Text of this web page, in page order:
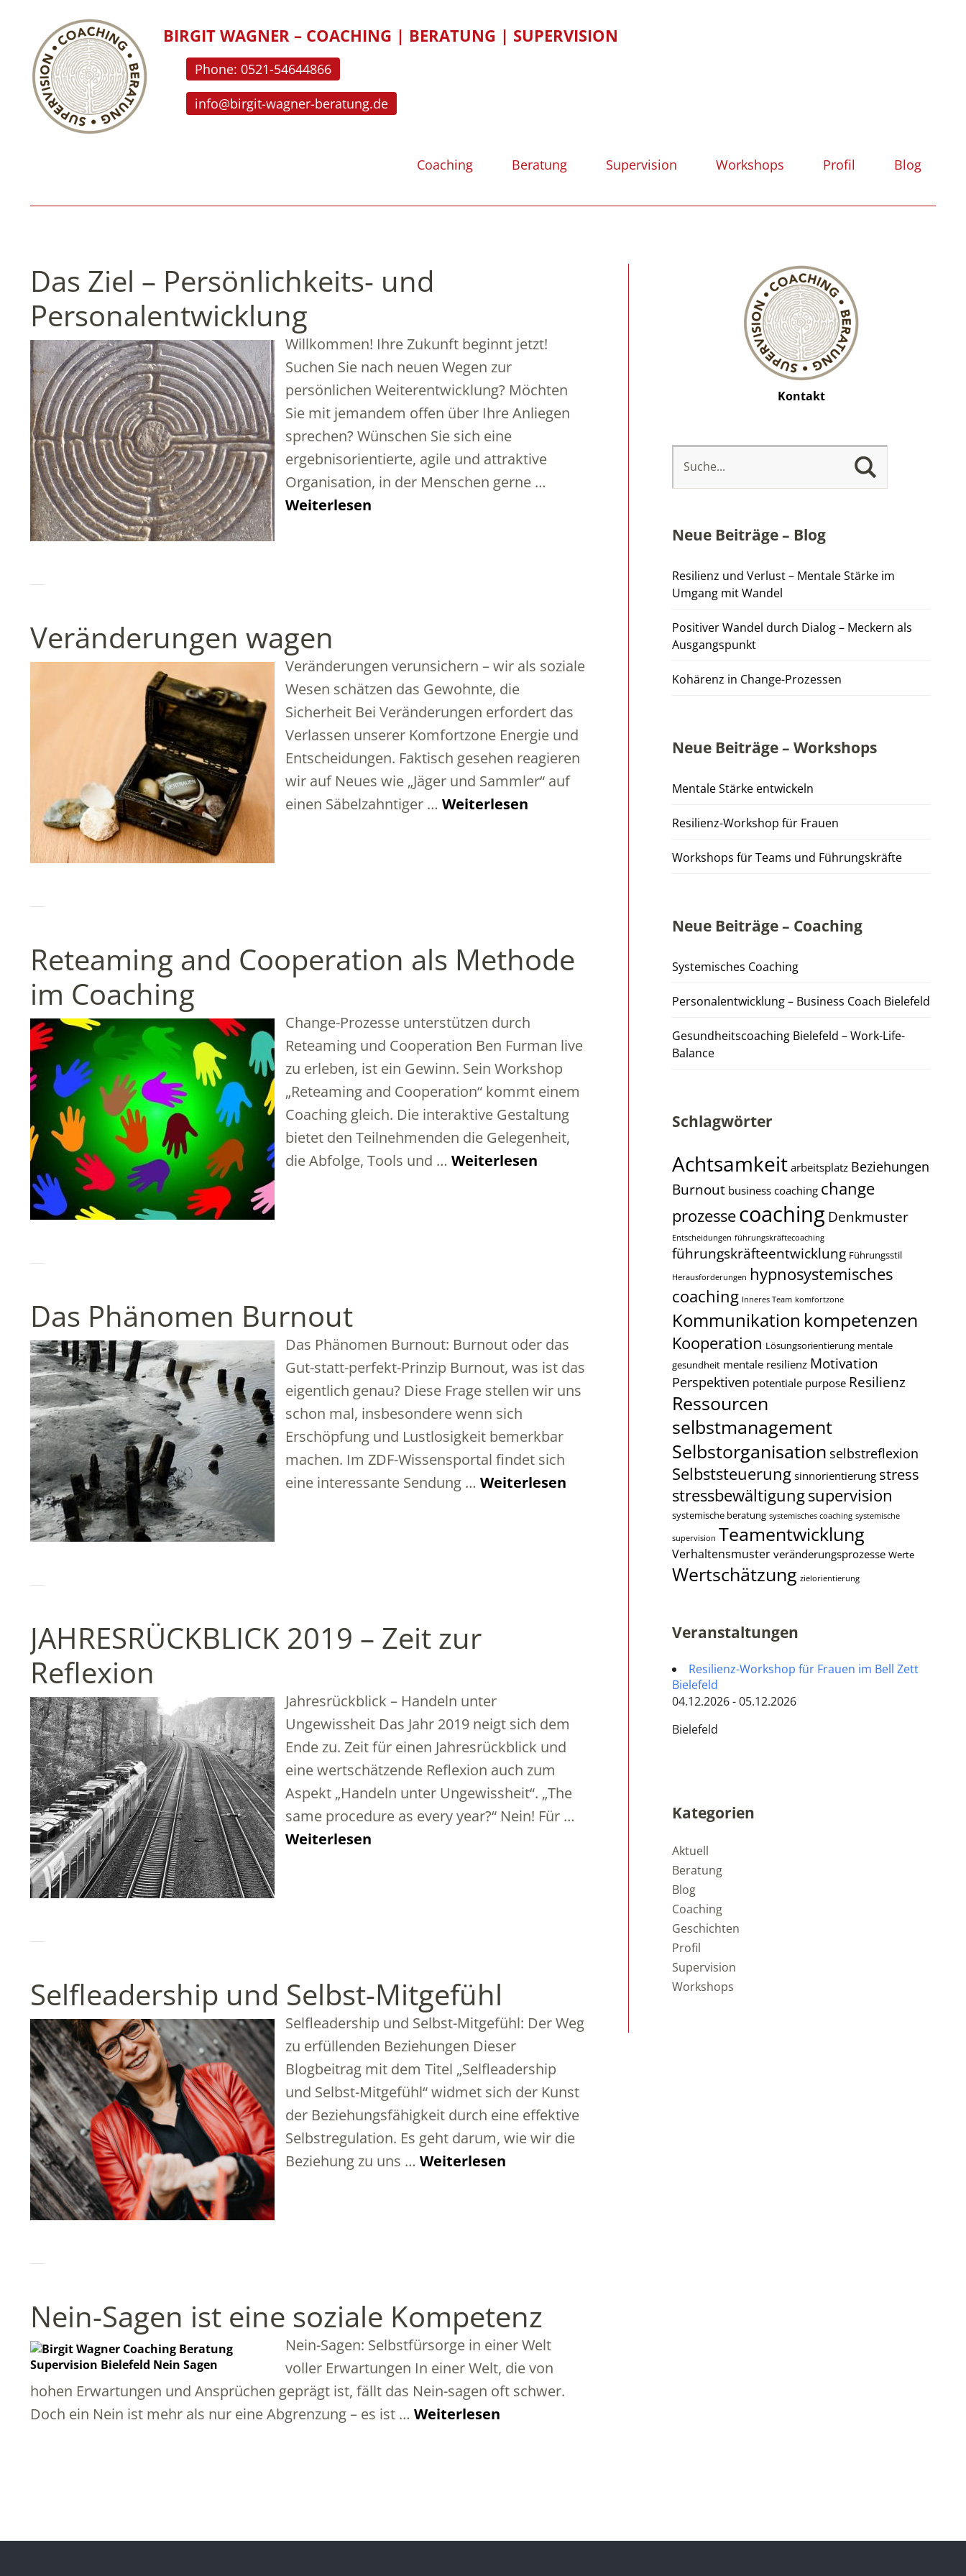
BIRGIT WAGNER – COACHING | BERATUNG | SUPERVISION
Phone: 0521-54644866
info@birgit-wagner-beratung.de
Coaching Beratung Supervision Workshops Profil Blog
Das Ziel – Persönlichkeits- und
Personalentwicklung
Willkommen! Ihre Zukunft beginnt jetzt!
Suchen Sie nach neuen Wegen zur
persönlichen Weiterentwicklung? Möchten
Sie mit jemandem offen über Ihre Anliegen
sprechen? Wünschen Sie sich eine
ergebnisorientierte, agile und attraktive
Organisation, in der Menschen gerne …
Weiterlesen
Veränderungen wagen
Veränderungen verunsichern – wir als soziale
Wesen schätzen das Gewohnte, die
Sicherheit Bei Veränderungen erfordert das
Verlassen unserer Komfortzone Energie und
Entscheidungen. Faktisch gesehen reagieren
wir auf Neues wie „Jäger und Sammler“ auf
einen Säbelzahntiger … Weiterlesen
Reteaming and Cooperation als Methode
im Coaching
Change-Prozesse unterstützen durch
Reteaming und Cooperation Ben Furman live
zu erleben, ist ein Gewinn. Sein Workshop
„Reteaming and Cooperation“ kommt einem
Coaching gleich. Die interaktive Gestaltung
bietet den Teilnehmenden die Gelegenheit,
die Abfolge, Tools und … Weiterlesen
Das Phänomen Burnout
Das Phänomen Burnout: Burnout oder das
Gut-statt-perfekt-Prinzip Burnout, was ist das
eigentlich genau? Diese Frage stellen wir uns
schon mal, insbesondere wenn sich
Erschöpfung und Lustlosigkeit bemerkbar
machen. Im ZDF-Wissensportal findet sich
eine interessante Sendung … Weiterlesen
JAHRESRÜCKBLICK 2019 – Zeit zur
Reflexion
Jahresrückblick – Handeln unter
Ungewissheit Das Jahr 2019 neigt sich dem
Ende zu. Zeit für einen Jahresrückblick und
eine wertschätzende Reflexion auch zum
Aspekt „Handeln unter Ungewissheit“. „The
same procedure as every year?“ Nein! Für …
Weiterlesen
Selfleadership und Selbst-Mitgefühl
Selfleadership und Selbst-Mitgefühl: Der Weg
zu erfüllenden Beziehungen Dieser
Blogbeitrag mit dem Titel „Selfleadership
und Selbst-Mitgefühl“ widmet sich der Kunst
der Beziehungsfähigkeit durch eine effektive
Selbstregulation. Es geht darum, wie wir die
Beziehung zu uns … Weiterlesen
Nein-Sagen ist eine soziale Kompetenz
Nein-Sagen: Selbstfürsorge in einer Welt
voller Erwartungen In einer Welt, die von
hohen Erwartungen und Ansprüchen geprägt ist, fällt das Nein-sagen oft schwer.
Doch ein Nein ist mehr als nur eine Abgrenzung – es ist … Weiterlesen
Kontakt
Neue Beiträge – Blog
Resilienz und Verlust – Mentale Stärke im
Umgang mit Wandel
Positiver Wandel durch Dialog – Meckern als
Ausgangspunkt
Kohärenz in Change-Prozessen
Neue Beiträge – Workshops
Mentale Stärke entwickeln
Resilienz-Workshop für Frauen
Workshops für Teams und Führungskräfte
Neue Beiträge – Coaching
Systemisches Coaching
Personalentwicklung – Business Coach Bielefeld
Gesundheitscoaching Bielefeld – Work-Life-
Balance
Schlagwörter
Achtsamkeit arbeitsplatz Beziehungen
Burnout business coaching change
prozessecoaching Denkmuster
Entscheidungen führungskräftecoaching
führungskräfteentwicklung Führungsstil
Herausforderungen hypnosystemisches
coaching Inneres Team komfortzone
Kommunikation kompetenzen
Kooperation Lösungsorientierung mentale
gesundheit mentale resilienz Motivation
Perspektiven potentiale purpose Resilienz
Ressourcen
selbstmanagement
Selbstorganisation selbstreflexion
Selbststeuerung sinnorientierung stress
stressbewältigungsupervision
systemische beratung systemisches coaching systemische
supervision Teamentwicklung
Verhaltensmuster veränderungsprozesse Werte
Wertschätzung zielorientierung
Veranstaltungen
Resilienz-Workshop für Frauen im Bell Zett
Bielefeld
04.12.2026 - 05.12.2026
Bielefeld
Kategorien
Aktuell
Beratung
Blog
Coaching
Geschichten
Profil
Supervision
Workshops